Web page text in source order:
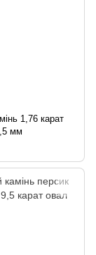
1,76 карат
мм